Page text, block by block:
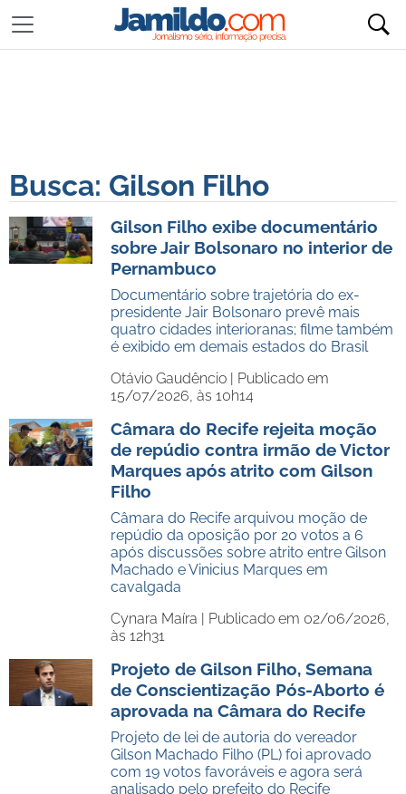
Busca: Gilson Filho
Gilson Filho exibe documentário
sobre Jair Bolsonaro no interior de
Pernambuco
Documentário sobre trajetória do ex-
presidente Jair Bolsonaro prevê mais
quatro cidades interioranas; filme também
é exibido em demais estados do Brasil
Otávio Gaudêncio | Publicado em
15/07/2026, às 10h14
Câmara do Recife rejeita moção
de repúdio contra irmão de Victor
Marques após atrito com Gilson
Filho
Câmara do Recife arquivou moção de
repúdio da oposição por 20 votos a 6
após discussões sobre atrito entre Gilson
Machado e Vinicius Marques em
cavalgada
Cynara Maíra | Publicado em 02/06/2026,
às 12h31
Projeto de Gilson Filho, Semana
de Conscientização Pós-Aborto é
aprovada na Câmara do Recife
Projeto de lei de autoria do vereador
Gilson Machado Filho (PL) foi aprovado
com 19 votos favoráveis e agora será
analisado pelo prefeito do Recife